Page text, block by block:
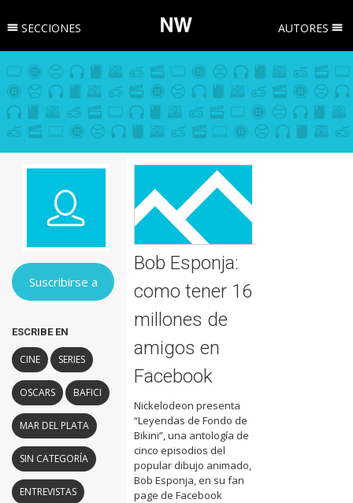
SECCIONES AUTORES
Suscribirse a
ESCRIBE EN
CINE SERIES
OSCARS BAFICI
MAR DEL PLATA
SIN CATEGORÍA
ENTREVISTAS
Bob Esponja:
como tener 16
millones de
amigos en
Facebook
Nickelodeon presenta
“Leyendas de Fondo de
Bikini”, una antología de
cinco episodios del
popular dibujo animado,
Bob Esponja, en su fan
page de Facebook